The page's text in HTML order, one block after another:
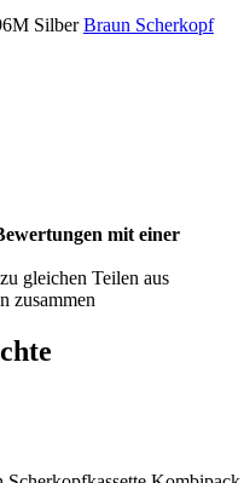
Braun Scherkopf
mit einer
gleichen Teilen aus
zusammen